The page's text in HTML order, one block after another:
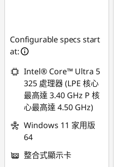
Configurable specs start
at:
Intel® Core™ Ultra 5
325 處理器 (LPE 核心
最高達 3.40 GHz P 核
心最高達 4.50 GHz)
Windows 11 家用版
64
整合式顯示卡